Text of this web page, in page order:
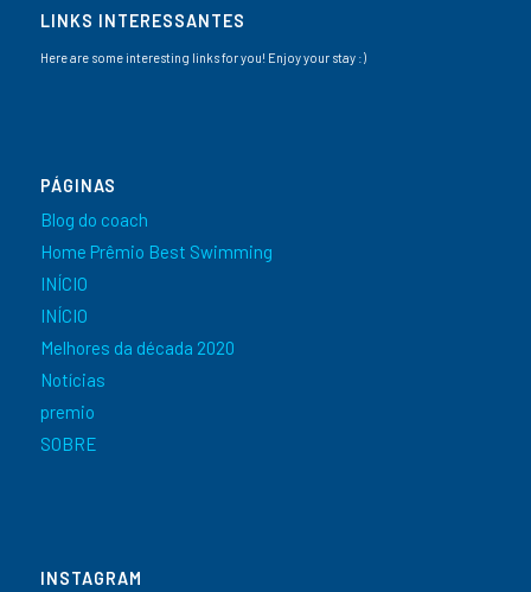
LINKS INTERESSANTES
Here are some interesting links for you! Enjoy your stay :)
PÁGINAS
Blog do coach
Home Prêmio Best Swimming
INÍCIO
INÍCIO
Melhores da década 2020
Notícias
premio
SOBRE
INSTAGRAM